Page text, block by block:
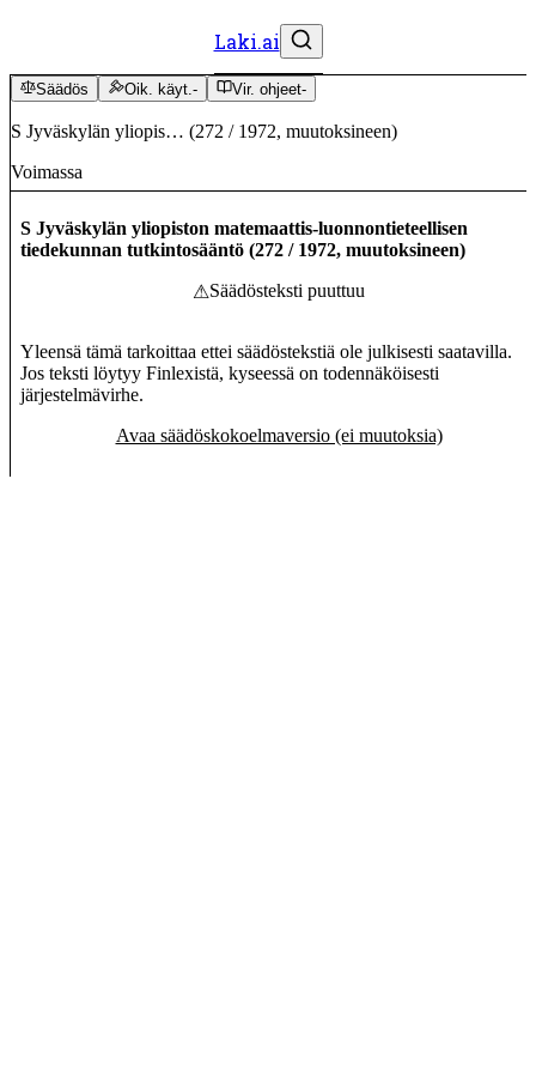
Laki.ai
Säädös Oik. käyt.- Vir. ohjeet-
S Jyväskylän yliopis… (272 / 1972, muutoksineen)
Voimassa
S Jyväskylän yliopiston matemaattis-luonnontieteellisen
tiedekunnan tutkintosääntö (272 / 1972, muutoksineen)
⚠Säädösteksti puuttuu
Yleensä tämä tarkoittaa ettei säädöstekstiä ole julkisesti saatavilla.
Jos teksti löytyy Finlexistä, kyseessä on todennäköisesti
järjestelmävirhe.
Avaa säädöskokoelmaversio (ei muutoksia)